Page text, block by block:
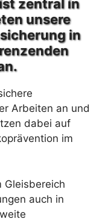
zentral in
unsere
in
Arbeiten an und
dabei auf
im
Gleisbereich
auch in